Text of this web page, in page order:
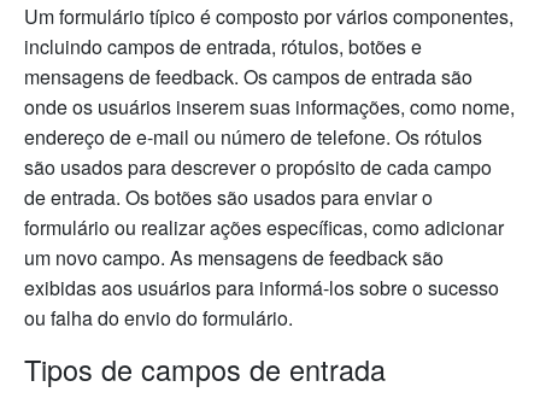
Um formulário típico é composto por vários componentes,
incluindo campos de entrada, rótulos, botões e
mensagens de feedback. Os campos de entrada são
onde os usuários inserem suas informações, como nome,
endereço de e-mail ou número de telefone. Os rótulos
são usados para descrever o propósito de cada campo
de entrada. Os botões são usados para enviar o
formulário ou realizar ações específicas, como adicionar
um novo campo. As mensagens de feedback são
exibidas aos usuários para informá-los sobre o sucesso
ou falha do envio do formulário.
Tipos de campos de entrada